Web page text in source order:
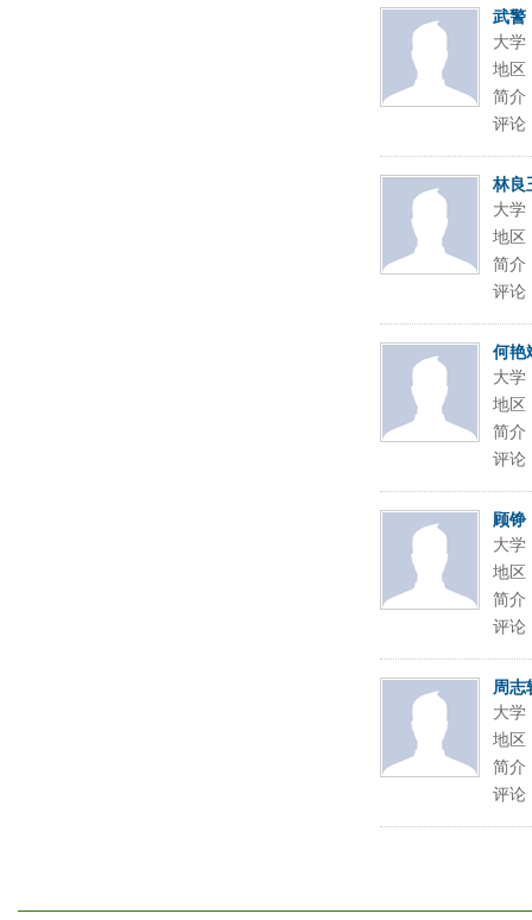
武警
大学
地区
简介
评论
林良
大学
地区
简介
评论
何艳
大学
地区
简介
评论
顾铮
大学
地区
简介
评论
周志
大学
地区
简介
评论